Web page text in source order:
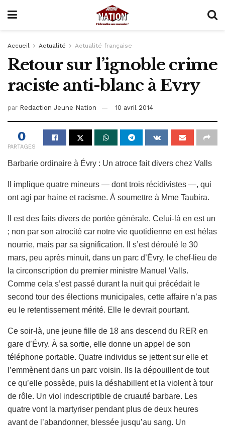
Accueil Actualité Actualité française
Retour sur l’ignoble crime
raciste anti-blanc à Evry
par Redaction Jeune Nation 10 avril 2014
0
PARTAGES
Barbarie ordinaire à Évry : Un atroce fait divers chez Valls
Il implique quatre mineurs — dont trois récidivistes —, qui
ont agi par haine et racisme. À soumettre à Mme Taubira.
Il est des faits divers de portée générale. Celui-là en est un
; non par son atrocité car notre vie quotidienne en est hélas
nourrie, mais par sa signification. Il s’est déroulé le 30
mars, peu après minuit, dans un parc d’Évry, le chef-lieu de
la circonscription du premier ministre Manuel Valls.
Comme cela s’est passé durant la nuit qui précédait le
second tour des élections municipales, cette affaire n’a pas
eu le retentissement mérité. Elle le devrait pourtant.
Ce soir-là, une jeune fille de 18 ans descend du RER en
gare d’Évry. À sa sortie, elle donne un appel de son
téléphone portable. Quatre individus se jettent sur elle et
l’emmènent dans un parc voisin. Ils la dépouillent de tout
ce qu’elle possède, puis la déshabillent et la violent à tour
de rôle. Un viol indescriptible de cruauté barbare. Les
quatre vont la martyriser pendant plus de deux heures
avant de l’abandonner, blessée jusqu’au sang. Un